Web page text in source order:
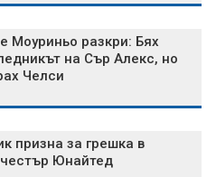
Моуриньо разкри: Бях
на Сър Алекс, но
Челси
призна за грешка в
Юнайтед